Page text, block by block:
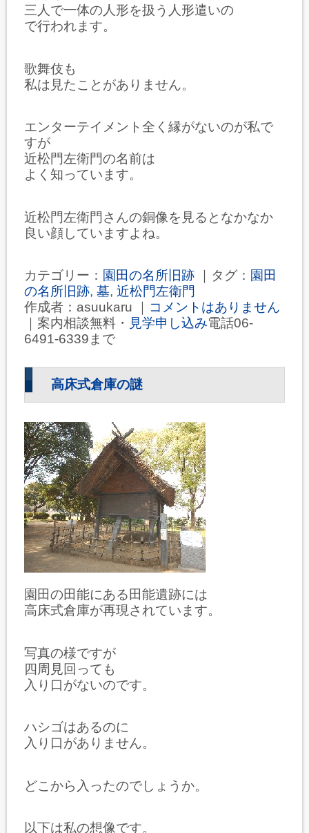
三人で一体の人形を扱う人形遣いの
で行われます。
歌舞伎も
私は見たことがありません。
エンターテイメント全く縁がないのが私で
すが
近松門左衛門の名前は
よく知っています。
近松門左衛門さんの銅像を見るとなかなか
良い顔していますよね。
カテゴリー： 園田の名所旧跡 ｜タグ： 園田
の名所旧跡, 墓, 近松門左衛門
作成者：asuukaru ｜
コメントはありません
｜案内相談無料・ 見学申し込み電話06-
6491-6339まで
高床式倉庫の謎
園田の田能にある田能遺跡には
高床式倉庫が再現されています。
写真の様ですが
四周見回っても
入り口がないのです。
ハシゴはあるのに
入り口がありません。
どこから入ったのでしょうか。
以下は私の想像です。